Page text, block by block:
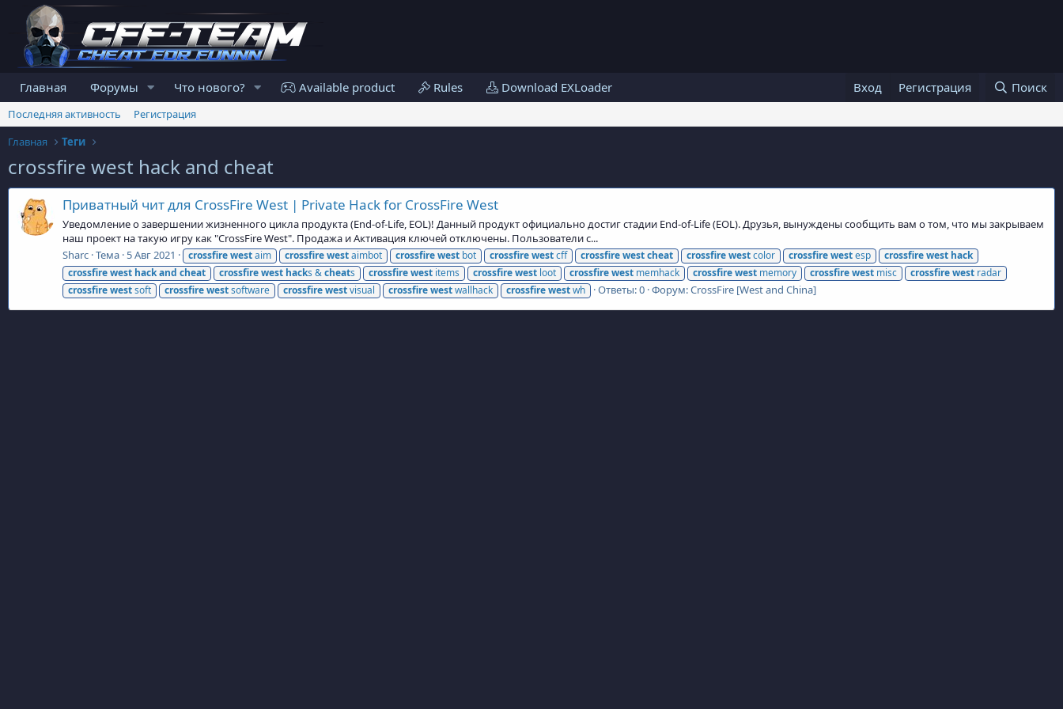
Главная Форумы Что нового? Available product Rules Download EXLoader Вход Регистрация Поиск
Последняя активность
Регистрация
Главная
Теги
crossfire west hack and cheat
Приватный чит для CrossFire West | Private Hack for CrossFire West
Уведомление о завершении жизненного цикла продукта (End-of-Life, EOL)! Данный продукт официально достиг стадии End-of-Life (EOL). Друзья, вынуждены сообщить вам о том, что мы закрываем
наш проект на такую игру как "CrossFire West". Продажа и Активация ключей отключены. Пользователи с...
Sharc Тема 5 Авг 2021 crossfirewestaim crossfirewestaimbot crossfirewest bot crossfirewestcff crossfirewestcheat crossfirewestcolor crossfirewestesp crossfirewest hack
crossfirewest hackand cheat crossfirewest hacks &cheats crossfirewest items crossfirewest loot crossfirewest memhack crossfirewest memory crossfirewest misc crossfirewest radar
crossfirewestsoft crossfirewestsoftware crossfirewestvisual crossfirewestwallhack crossfirewestwh Ответы: 0 Форум:CrossFire [West and China]